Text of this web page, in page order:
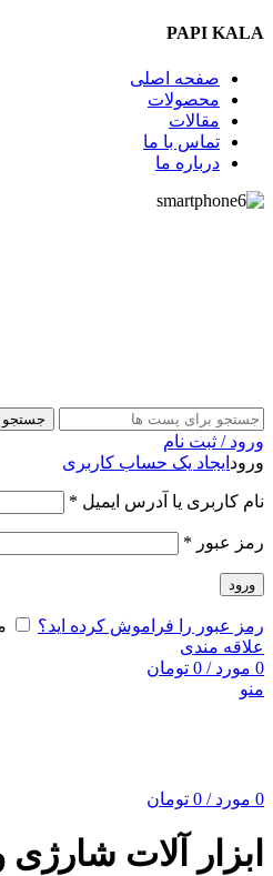
PAPI KALA
صفحه اصلی
محصولات
مقالات
تماس با ما
درباره ما
جستجو
ورود / ثبت نام
ورود ایجاد یک حساب کاربری
نام کاربری یا آدرس ایمیل *
رمز عبور *
ورود
رمز عبور را فراموش کرده اید؟
علاقه مندی
0 مورد /
0 تومان
منو
0 مورد /
0 تومان
ابزار آلات